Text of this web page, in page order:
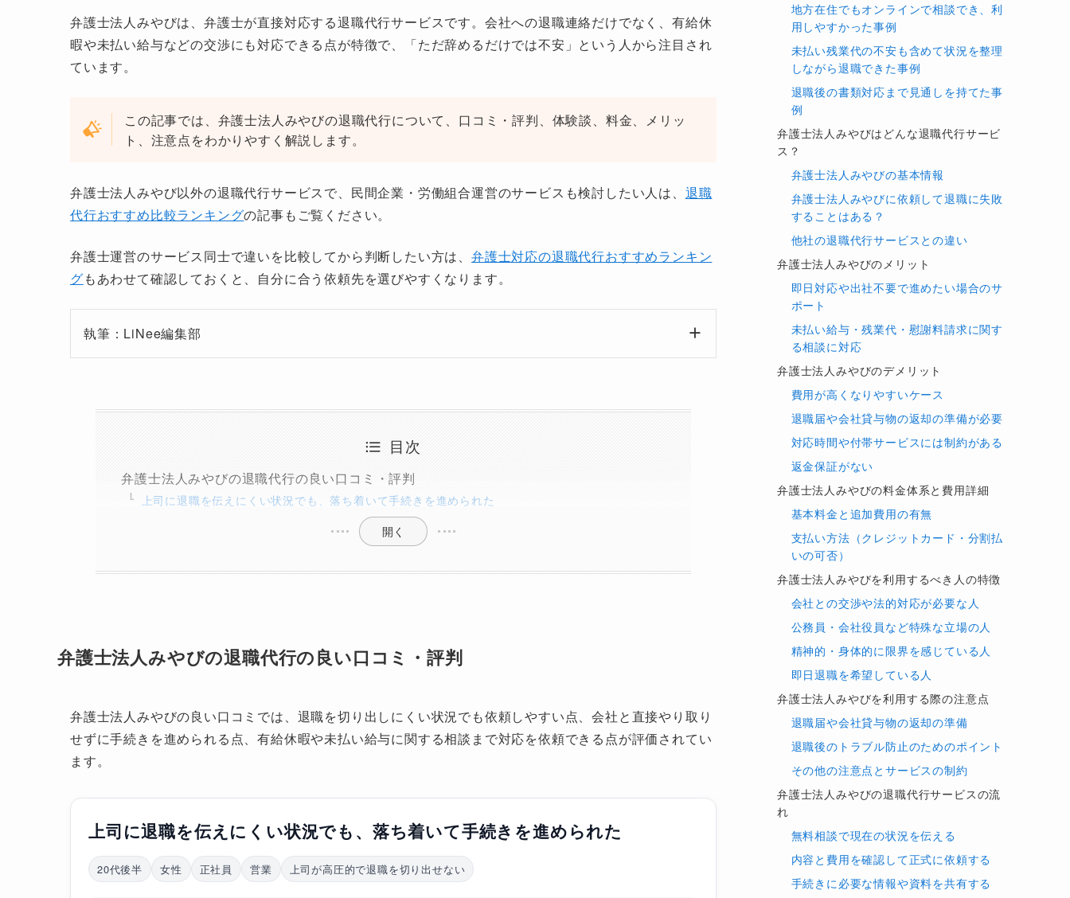
弁護士法人みやびは、弁護士が直接対応する退職代行サービスです。会社への退職連絡だけでなく、有給休
暇や未払い給与などの交渉にも対応できる点が特徴で、「ただ辞めるだけでは不安」という人から注目され
ています。
この記事では、弁護士法人みやびの退職代行について、口コミ・評判、体験談、料金、メリッ
ト、注意点をわかりやすく解説します。
弁護士法人みやび以外の退職代行サービスで、民間企業・労働組合運営のサービスも検討したい人は、 退職
代行おすすめ比較ランキングの記事もご覧ください。
弁護士運営のサービス同士で違いを比較してから判断したい方は、弁護士対応の退職代行おすすめランキン
グもあわせて確認しておくと、自分に合う依頼先を選びやすくなります。
執筆：LiNee編集部
目次
弁護士法人みやびの退職代行の良い口コミ・評判
上司に退職を伝えにくい状況でも、落ち着いて手続きを進められた
開く
弁護士法人みやびの退職代行の良い口コミ・評判
弁護士法人みやびの良い口コミでは、退職を切り出しにくい状況でも依頼しやすい点、会社と直接やり取り
せずに手続きを進められる点、有給休暇や未払い給与に関する相談まで対応を依頼できる点が評価されてい
ます。
上司に退職を伝えにくい状況でも、落ち着いて手続きを進められた
20代後半 女性 正社員 営業 上司が高圧的で退職を切り出せない
地方在住でもオンラインで相談でき、利
用しやすかった事例
未払い残業代の不安も含めて状況を整理
しながら退職できた事例
退職後の書類対応まで見通しを持てた事
例
弁護士法人みやびはどんな退職代行サービ
ス？
弁護士法人みやびの基本情報
弁護士法人みやびに依頼して退職に失敗
することはある？
他社の退職代行サービスとの違い
弁護士法人みやびのメリット
即日対応や出社不要で進めたい場合のサ
ポート
未払い給与・残業代・慰謝料請求に関す
る相談に対応
弁護士法人みやびのデメリット
費用が高くなりやすいケース
退職届や会社貸与物の返却の準備が必要
対応時間や付帯サービスには制約がある
返金保証がない
弁護士法人みやびの料金体系と費用詳細
基本料金と追加費用の有無
支払い方法（クレジットカード・分割払
いの可否）
弁護士法人みやびを利用するべき人の特徴
会社との交渉や法的対応が必要な人
公務員・会社役員など特殊な立場の人
精神的・身体的に限界を感じている人
即日退職を希望している人
弁護士法人みやびを利用する際の注意点
退職届や会社貸与物の返却の準備
退職後のトラブル防止のためのポイント
その他の注意点とサービスの制約
弁護士法人みやびの退職代行サービスの流
れ
無料相談で現在の状況を伝える
内容と費用を確認して正式に依頼する
手続きに必要な情報や資料を共有する